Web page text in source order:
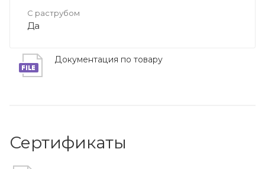
С раструбом
Да
Документация по товару
Сертификаты